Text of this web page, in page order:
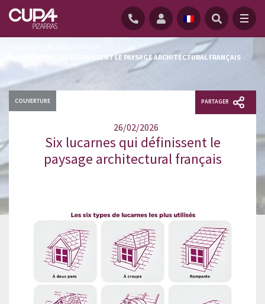
SIX LUCARNES QUI DÉFINISSENT LE PAYSAGE ARCHITECTURAL FRANÇAIS
COUVERTURE
26/02/2026
PARTAGER
Six lucarnes qui définissent le
paysage architectural français